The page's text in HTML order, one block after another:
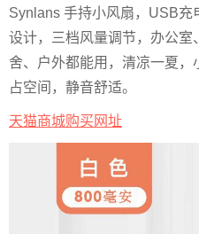
Synlans 手持小风扇，USB充
设计，三档风量调节，办公室
舍、户外都能用，清凉一夏，
占空间，静音舒适。
天猫商城购买网址